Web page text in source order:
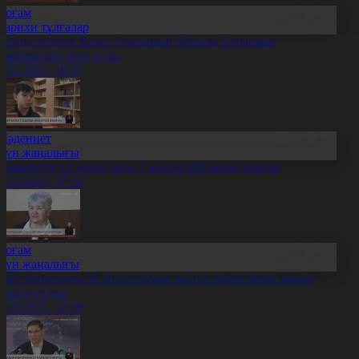
тұлғалар
күштер Кеңес Одағының батыры Бауыржан
еске алды
19:57
жаңалығы
12 жасар бала 7 жылда 650 кітап оқыған
17:18
жаңалығы
облысында 50 жылға жуық жолда еңбек еткен маман
17:18